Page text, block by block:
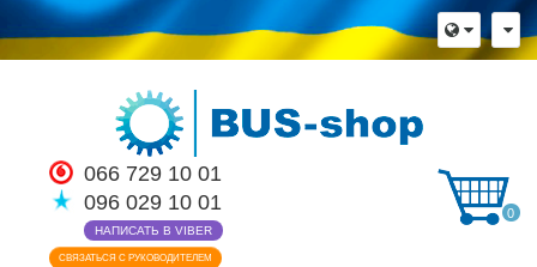
066 729 10 01
096 029 10 01
НАПИСАТЬ В VIBER
СВЯЗАТЬСЯ С РУКОВОДИТЕЛЕМ
0